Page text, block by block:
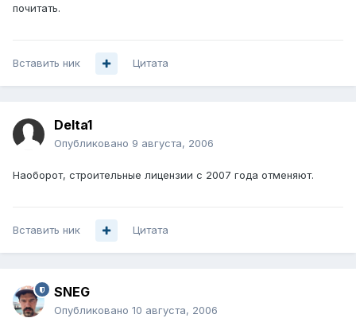
почитать.
Вставить ник Цитата
Delta1
Опубликовано 9 августа, 2006
Наоборот, строительные лицензии с 2007 года отменяют.
Вставить ник Цитата
SNEG
Опубликовано 10 августа, 2006